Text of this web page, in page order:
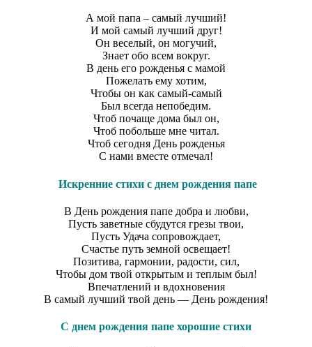
А мой папа – самый лучший!
И мой самый лучший друг!
Он веселый, он могучий,
Знает обо всем вокруг.
В день его рожденья с мамой
Пожелать ему хотим,
Чтобы он как самый-самый
Был всегда непобедим.
Чтоб почаще дома был он,
Чтоб побольше мне читал.
Чтоб сегодня День рожденья
С нами вместе отмечал!
Искренние стихи с днем рождения папе
В День рождения папе добра и любви,
Пусть заветные сбудутся грезы твои,
Пусть Удача сопровождает,
Счастье путь земной освещает!
Позитива, гармонии, радости, сил,
Чтобы дом твой открытым и теплым был!
Впечатлений и вдохновения
В самый лучший твой день — День рождения!
С днем рождения папе хорошие стихи